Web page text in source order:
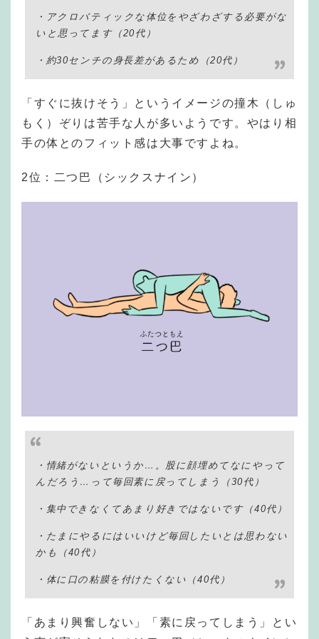
・アクロバティックな体位をやざわざする必要がな
いと思ってます（20代）
・約30センチの身長差があるため（20代）
「すぐに抜けそう」というイメージの撞木（しゅ
もく）ぞりは苦手な人が多いようです。やはり相
手の体とのフィット感は大事ですよね。
2位：二つ巴（シックスナイン）
・情緒がないというか…。股に顔埋めてなにやって
んだろう…って毎回素に戻ってしまう（30代）
・集中できなくてあまり好きではないです（40代）
・たまにやるにはいいけど毎回したいとは思わない
かも（40代）
・体に口の粘膜を付けたくない（40代）
「あまり興奮しない」「素に戻ってしまう」とい